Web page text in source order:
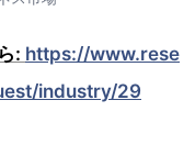
: https://www.rese
industry/29